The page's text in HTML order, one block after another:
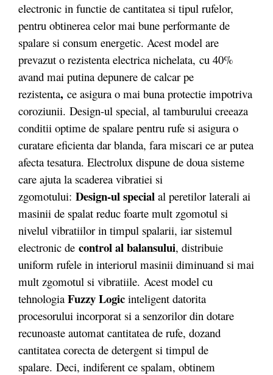
electronic in functie de cantitatea si tipul rufelor,
pentru obtinerea celor mai bune performante de
spalare si consum energetic. Acest model are
prevazut o rezistenta electrica nichelata, cu 40%
avand mai putina depunere de calcar pe
rezistenta, ce asigura o mai buna protectie impotriva
coroziunii. Design-ul special, al tamburului creeaza
conditii optime de spalare pentru rufe si asigura o
curatare eficienta dar blanda, fara miscari ce ar putea
afecta tesatura. Electrolux dispune de doua sisteme
care ajuta la scaderea vibratiei si
zgomotului: Design-ul special al peretilor laterali ai
masinii de spalat reduc foarte mult zgomotul si
nivelul vibratiilor in timpul spalarii, iar sistemul
electronic de control al balansului, distribuie
uniform rufele in interiorul masinii diminuand si mai
mult zgomotul si vibratiile. Acest model cu
tehnologia Fuzzy Logic inteligent datorita
procesorului incorporat si a senzorilor din dotare
recunoaste automat cantitatea de rufe, dozand
cantitatea corecta de detergent si timpul de
spalare. Deci, indiferent ce spalam, obtinem